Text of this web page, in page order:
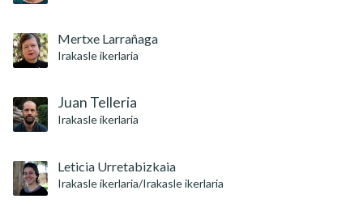
Mertxe Larrañaga
Irakasle ikerlaria
Juan Telleria
Irakasle ikerlaria
Leticia Urretabizkaia
Irakasle ikerlaria/Irakasle ikerlaria